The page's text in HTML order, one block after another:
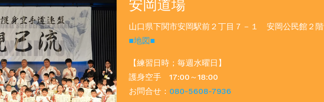
安岡道場
山口県下関市安岡駅前２丁目７－１ 安岡公民館２階
■地図■
【練習日時；毎週水曜日】
護身空手 17:00～18:00
お問合せ： 080-5608-7936